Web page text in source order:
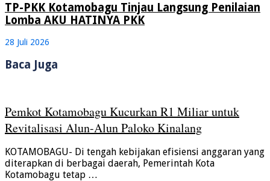
TP-PKK Kotamobagu Tinjau Langsung Penilaian
Lomba AKU HATINYA PKK
28 Juli 2026
Baca Juga
Pemkot Kotamobagu Kucurkan R1 Miliar untuk
Revitalisasi Alun-Alun Paloko Kinalang
KOTAMOBAGU- Di tengah kebijakan efisiensi anggaran yang
diterapkan di berbagai daerah, Pemerintah Kota
Kotamobagu tetap …